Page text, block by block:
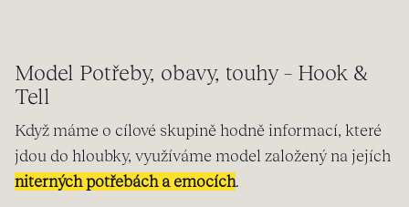
Model Potřeby, obavy, touhy – Hook &
Tell
Když máme o cílové skupině hodně informací, které
jdou do hloubky, využíváme model založený na jejích
niterných potřebách a emocích.